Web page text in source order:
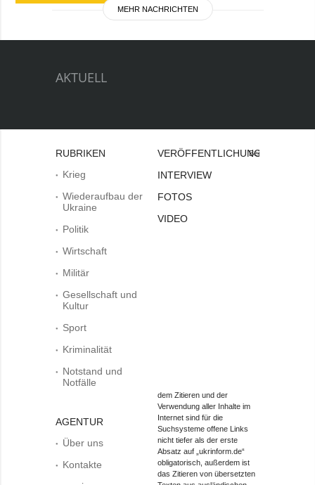
MEHR NACHRICHTEN
AKTUELL
RUBRIKEN
Krieg
Wiederaufbau der
Ukraine
Politik
Wirtschaft
Militär
Gesellschaft und
Kultur
Sport
Kriminalität
Notstand und
Notfälle
AGENTUR
Über uns
Kontakte
VERÖFFENTLICHUNGEN
INTERVIEW
FOTOS
VIDEO
Bei
dem Zitieren und der
Verwendung aller Inhalte im
Internet sind für die
Suchsysteme offene Links
nicht tiefer als der erste
Absatz auf „ukrinform.de“
obligatorisch, außerdem ist
das Zitieren von übersetzten